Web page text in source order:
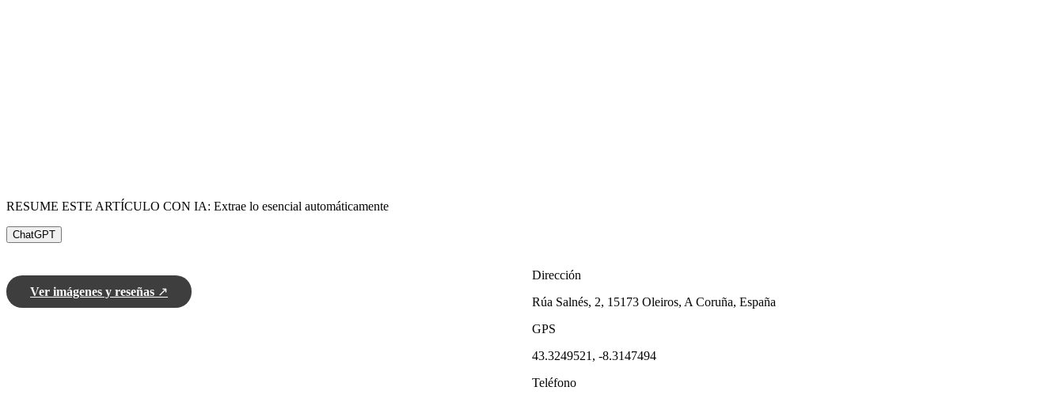
RESUME ESTE ARTÍCULO CON IA: Extrae lo esencial automáticamente
ChatGPT
Ver imágenes y reseñas ↗
Dirección
Rúa Salnés, 2, 15173 Oleiros, A Coruña, España
GPS
43.3249521, -8.3147494
Teléfono